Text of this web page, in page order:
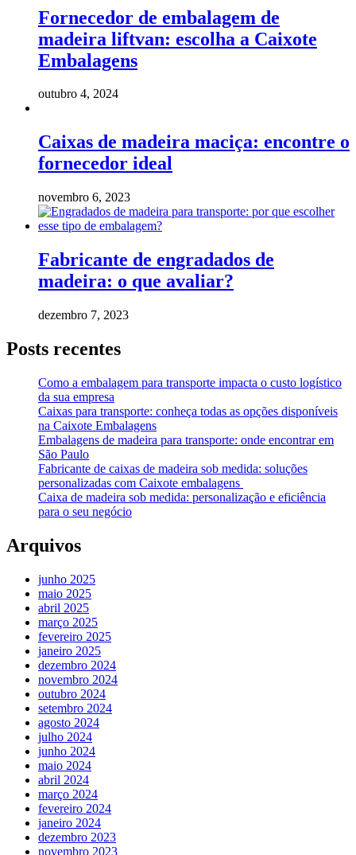
Fornecedor de embalagem de
madeira liftvan: escolha a Caixote
Embalagens
outubro 4, 2024
Caixas de madeira maciça: encontre o
fornecedor ideal
novembro 6, 2023
Fabricante de engradados de
madeira: o que avaliar?
dezembro 7, 2023
Posts recentes
Como a embalagem para transporte impacta o custo logístico
da sua empresa
Caixas para transporte: conheça todas as opções disponíveis
na Caixote Embalagens
Embalagens de madeira para transporte: onde encontrar em
São Paulo
Fabricante de caixas de madeira sob medida: soluções
personalizadas com Caixote embalagens
Caixa de madeira sob medida: personalização e eficiência
para o seu negócio
Arquivos
junho 2025
maio 2025
abril 2025
março 2025
fevereiro 2025
janeiro 2025
dezembro 2024
novembro 2024
outubro 2024
setembro 2024
agosto 2024
julho 2024
junho 2024
maio 2024
abril 2024
março 2024
fevereiro 2024
janeiro 2024
dezembro 2023
novembro 2023